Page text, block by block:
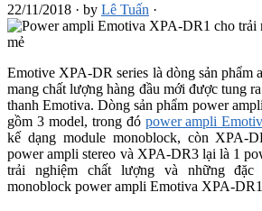
22/11/2018 · by Lê Tuấn ·
Emotive XPA-DR series là dòng sản phẩm
mang chất lượng hàng đầu mới được tung
thanh Emotiva. Dòng sản phẩm power
gồm 3 model, trong đó power ampli
kế dạng module monoblock, còn XPA-
power ampli stereo và XPA-DR3 lại là 1
trải nghiệm chất lượng và những đặc
monoblock power ampli Emotiva XPA-